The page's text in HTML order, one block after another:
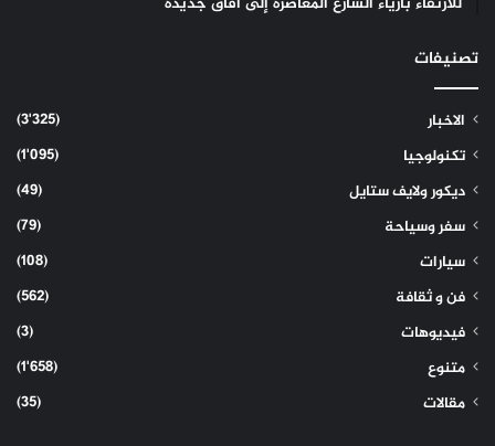
تصنيفات
الاخبار
(3٬325)
تكنولوجيا
(1٬095)
ديكور ولايف ستايل
(49)
سفر وسياحة
(79)
سيارات
(108)
فن و ثقافة
(562)
فيديوهات
(3)
متنوع
(1٬658)
مقالات
(35)